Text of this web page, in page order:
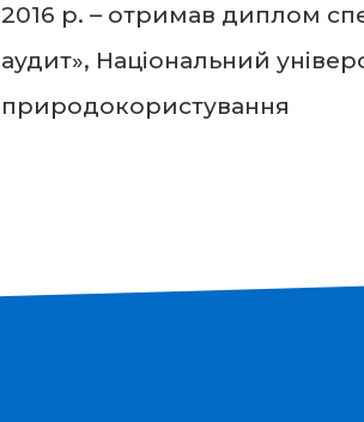
2016 р. – отримав диплом
аудит», Національний
природокористування